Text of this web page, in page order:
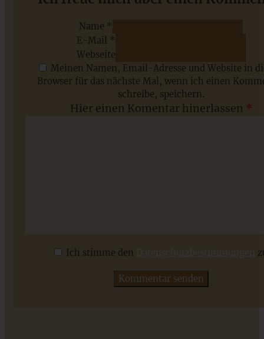
Saisonale Rezepte im Juli - meine 7 sommerlichen
Lieblinge, die Ihr jetzt unbedingt ausprobieren solltet
Name *
E-Mail *
Webseite
Meinen Namen, Email-Adresse und Website in
Browser für das nächste Mal, wenn ich einen
schreibe, speichern.
Hier einen Komentar hinerlassen *
Ich stimme den